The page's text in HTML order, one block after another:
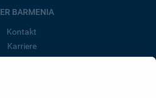
BARMENIA
Kontakt
Karriere